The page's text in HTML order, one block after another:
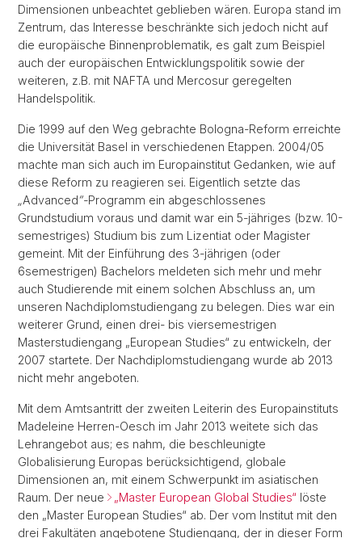
Dimensionen unbeachtet geblieben wären. Europa stand im
Zentrum, das Interesse beschränkte sich jedoch nicht auf
die europäische Binnenproblematik, es galt zum Beispiel
auch der europäischen Entwicklungspolitik sowie der
weiteren, z.B. mit NAFTA und Mercosur geregelten
Handelspolitik.
Die 1999 auf den Weg gebrachte Bologna-Reform erreichte
die Universität Basel in verschiedenen Etappen. 2004/05
machte man sich auch im Europainstitut Gedanken, wie auf
diese Reform zu reagieren sei. Eigentlich setzte das
„Advanced“-Programm ein abgeschlossenes
Grundstudium voraus und damit war ein 5-jähriges (bzw. 10-
semestriges) Studium bis zum Lizentiat oder Magister
gemeint. Mit der Einführung des 3-jährigen (oder
6semestrigen) Bachelors meldeten sich mehr und mehr
auch Studierende mit einem solchen Abschluss an, um
unseren Nachdiplomstudiengang zu belegen. Dies war ein
weiterer Grund, einen drei- bis viersemestrigen
Masterstudiengang „European Studies“ zu entwickeln, der
2007 startete. Der Nachdiplomstudiengang wurde ab 2013
nicht mehr angeboten.
Mit dem Amtsantritt der zweiten Leiterin des Europainstituts
Madeleine Herren-Oesch im Jahr 2013 weitete sich das
Lehrangebot aus; es nahm, die beschleunigte
Globalisierung Europas berücksichtigend, globale
Dimensionen an, mit einem Schwerpunkt im asiatischen
Raum. Der neue
„Master European Global Studies“ löste
den „Master European Studies“ ab. Der vom Institut mit den
drei Fakultäten angebotene Studiengang, der in dieser Form